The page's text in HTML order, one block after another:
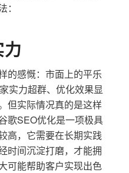
的感慨：市面上的平乐
实力超群、优化效果显
但实际情况真的是这样
歌SEO优化是一项极具
高，它需要在长期实践
时间沉淀打磨，才能拥
可能帮助客户实现出色